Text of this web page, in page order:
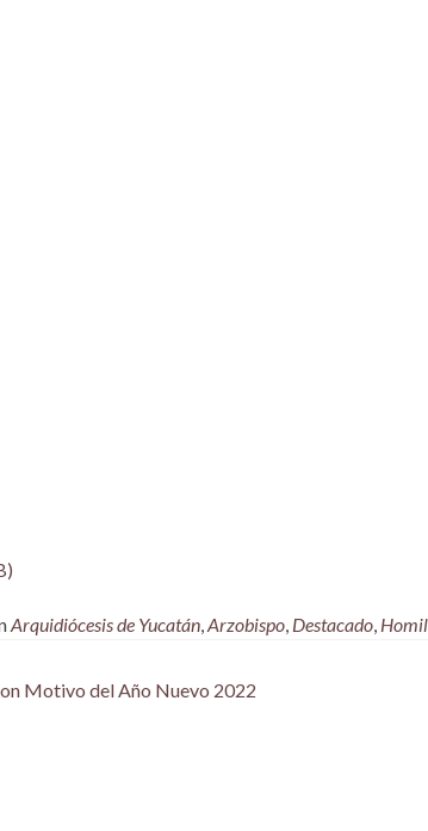
Arquidiócesis de Yucatán,Arzobispo, Destacado,
Motivo del Año Nuevo 2022